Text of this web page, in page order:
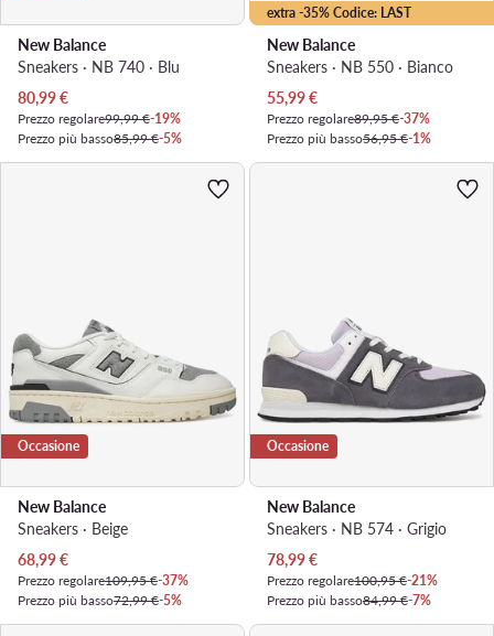
New Balance
Sneakers · NB 740 · Blu
Prezzo attuale
80,99€
Prezzo regolare99,99 €-19%
Prezzo più basso85,99 €-5%
extra -35% Codice: LAST
New Balance
Sneakers · NB 550 · Bianco
Prezzo attuale
55,99€
Prezzo regolare89,95 €-37%
Prezzo più basso56,95 €-1%
Occasione
New Balance
Sneakers · Beige
Prezzo attuale
68,99€
Prezzo regolare109,95 €-37%
Prezzo più basso72,99 €-5%
Occasione
New Balance
Sneakers · NB 574 · Grigio
Prezzo attuale
78,99€
Prezzo regolare100,95 €-21%
Prezzo più basso84,99 €-7%